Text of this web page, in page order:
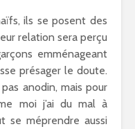
ils se posent des
relation sera perçu
emménageant
présager le doute.
pas anodin, mais pour
moi j’ai du mal à
se méprendre aussi